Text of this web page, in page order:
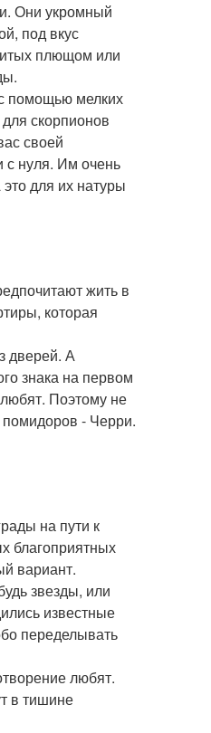
Они укромный
под вкус
плющом или
помощью мелких
скорпионов
своей
с нуля. Им очень
для их натуры
жить в
которая
дверей. А
знака на первом
Поэтому не
помидоров - Черри.
на пути к
благоприятных
вариант.
звезды, или
известные
переделывать
любят.
в тишине